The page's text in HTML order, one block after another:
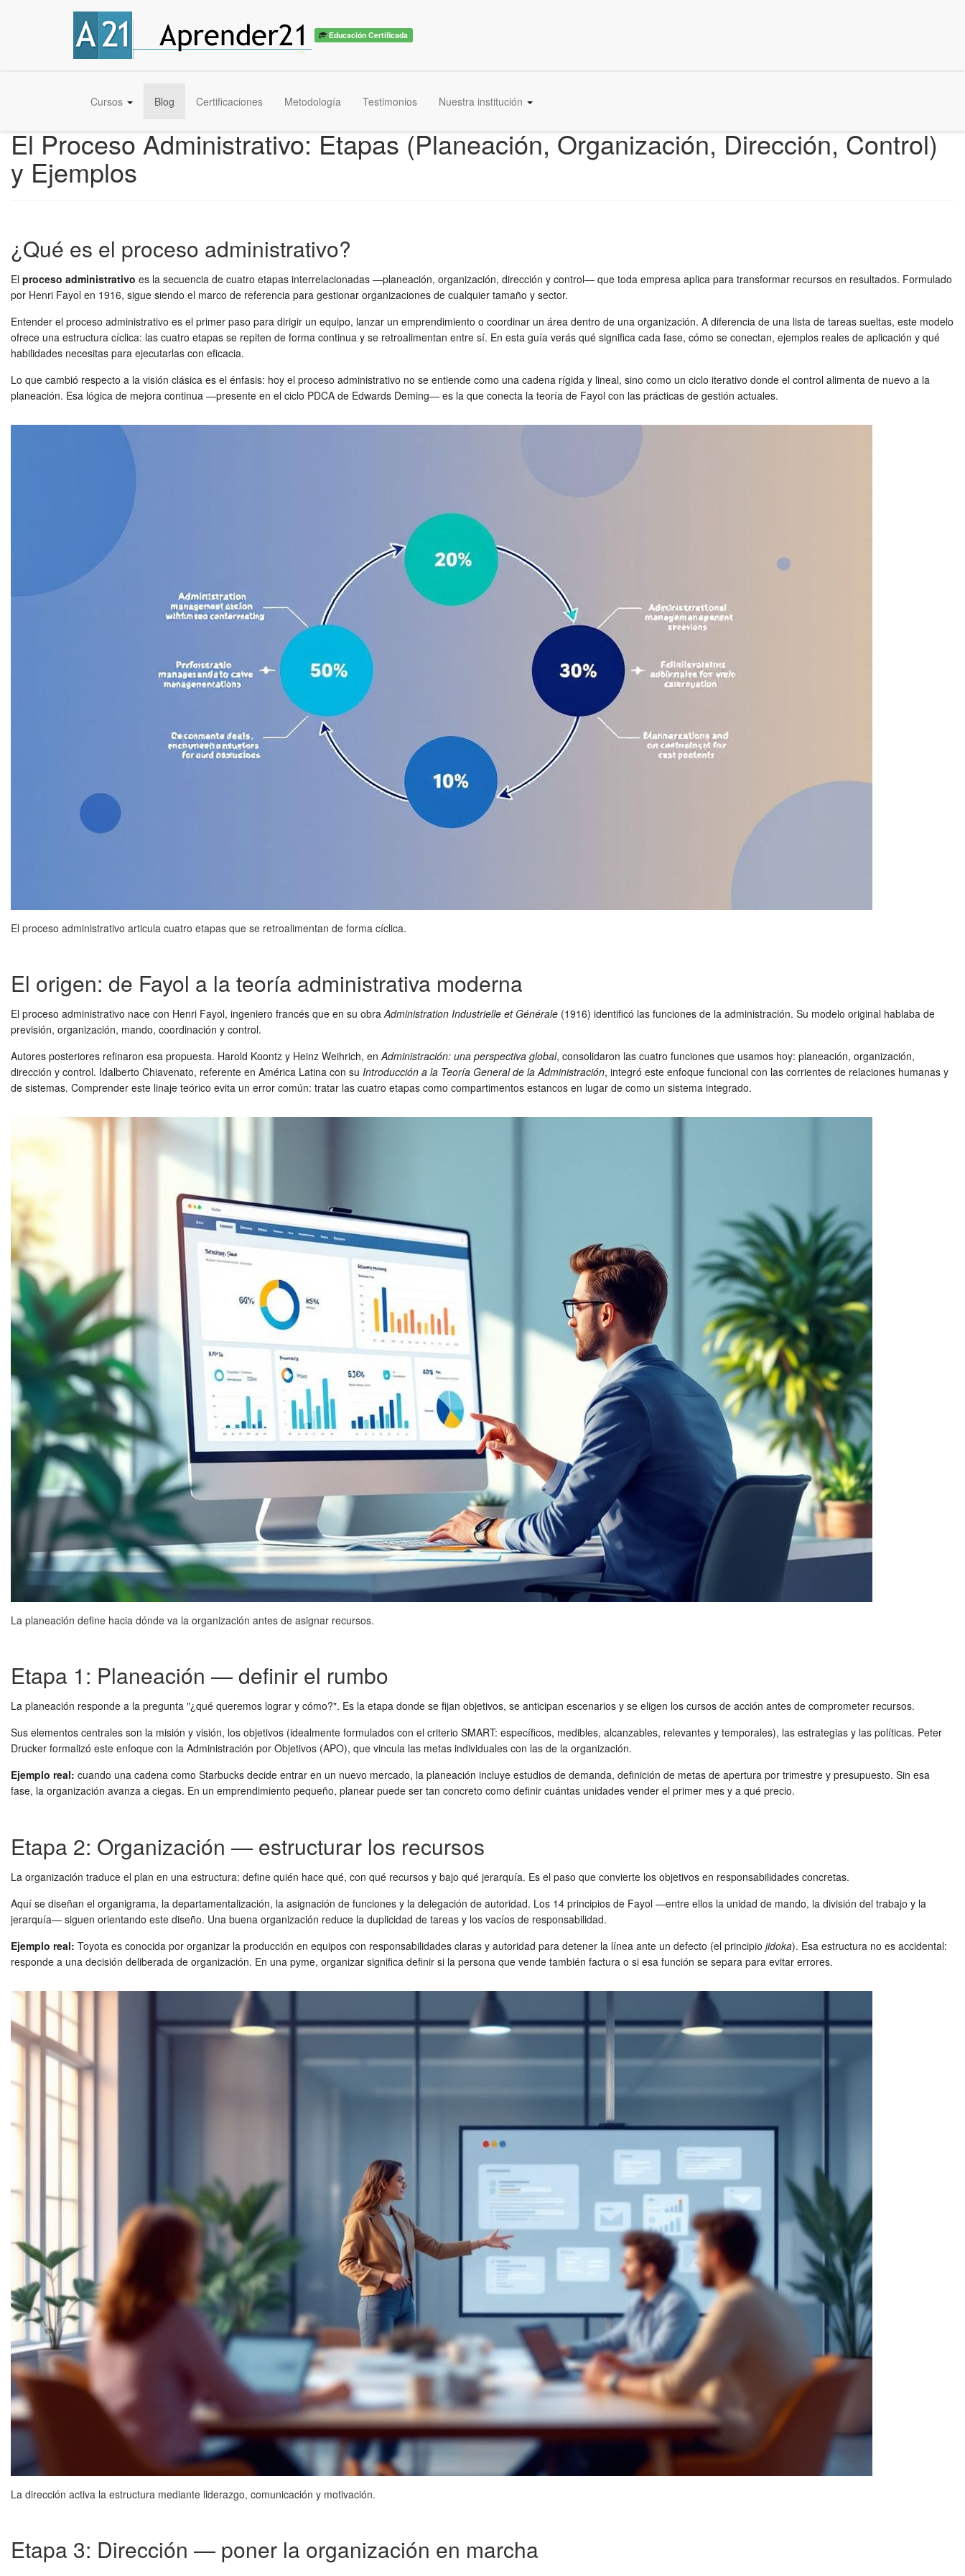
Educación Certificada
Cursos Blog Certificaciones Metodología Testimonios Nuestra institución
El Proceso Administrativo: Etapas (Planeación, Organización, Dirección, Control)
y Ejemplos
¿Qué es el proceso administrativo?
El proceso administrativo es la secuencia de cuatro etapas interrelacionadas —planeación, organización, dirección y control— que toda empresa aplica para transformar recursos en resultados. Formulado
por Henri Fayol en 1916, sigue siendo el marco de referencia para gestionar organizaciones de cualquier tamaño y sector.
Entender el proceso administrativo es el primer paso para dirigir un equipo, lanzar un emprendimiento o coordinar un área dentro de una organización. A diferencia de una lista de tareas sueltas, este modelo
ofrece una estructura cíclica: las cuatro etapas se repiten de forma continua y se retroalimentan entre sí. En esta guía verás qué significa cada fase, cómo se conectan, ejemplos reales de aplicación y qué
habilidades necesitas para ejecutarlas con eficacia.
Lo que cambió respecto a la visión clásica es el énfasis: hoy el proceso administrativo no se entiende como una cadena rígida y lineal, sino como un ciclo iterativo donde el control alimenta de nuevo a la
planeación. Esa lógica de mejora continua —presente en el ciclo PDCA de Edwards Deming— es la que conecta la teoría de Fayol con las prácticas de gestión actuales.
El proceso administrativo articula cuatro etapas que se retroalimentan de forma cíclica.
El origen: de Fayol a la teoría administrativa moderna
El proceso administrativo nace con Henri Fayol, ingeniero francés que en su obraAdministration Industrielle et Générale (1916) identificó las funciones de la administración. Su modelo original hablaba de
previsión, organización, mando, coordinación y control.
Autores posteriores refinaron esa propuesta. Harold Koontz y Heinz Weihrich, enAdministración: una perspectiva global, consolidaron las cuatro funciones que usamos hoy: planeación, organización,
dirección y control. Idalberto Chiavenato, referente en América Latina con su Introducción a la Teoría General de la Administración, integró este enfoque funcional con las corrientes de relaciones humanas y
de sistemas. Comprender este linaje teórico evita un error común: tratar las cuatro etapas como compartimentos estancos en lugar de como un sistema integrado.
La planeación define hacia dónde va la organización antes de asignar recursos.
Etapa 1: Planeación — definir el rumbo
La planeación responde a la pregunta "¿qué queremos lograr y cómo?". Es la etapa donde se fijan objetivos, se anticipan escenarios y se eligen los cursos de acción antes de comprometer recursos.
Sus elementos centrales son la misión y visión, los objetivos (idealmente formulados con el criterio SMART: específicos, medibles, alcanzables, relevantes y temporales), las estrategias y las políticas. Peter
Drucker formalizó este enfoque con la Administración por Objetivos (APO), que vincula las metas individuales con las de la organización.
Ejemplo real: cuando una cadena como Starbucks decide entrar en un nuevo mercado, la planeación incluye estudios de demanda, definición de metas de apertura por trimestre y presupuesto. Sin esa
fase, la organización avanza a ciegas. En un emprendimiento pequeño, planear puede ser tan concreto como definir cuántas unidades vender el primer mes y a qué precio.
Etapa 2: Organización — estructurar los recursos
La organización traduce el plan en una estructura: define quién hace qué, con qué recursos y bajo qué jerarquía. Es el paso que convierte los objetivos en responsabilidades concretas.
Aquí se diseñan el organigrama, la departamentalización, la asignación de funciones y la delegación de autoridad. Los 14 principios de Fayol —entre ellos la unidad de mando, la división del trabajo y la
jerarquía— siguen orientando este diseño. Una buena organización reduce la duplicidad de tareas y los vacíos de responsabilidad.
Ejemplo real: Toyota es conocida por organizar la producción en equipos con responsabilidades claras y autoridad para detener la línea ante un defecto (el principio jidoka). Esa estructura no es accidental:
responde a una decisión deliberada de organización. En una pyme, organizar significa definir si la persona que vende también factura o si esa función se separa para evitar errores.
La dirección activa la estructura mediante liderazgo, comunicación y motivación.
Etapa 3: Dirección — poner la organización en marcha